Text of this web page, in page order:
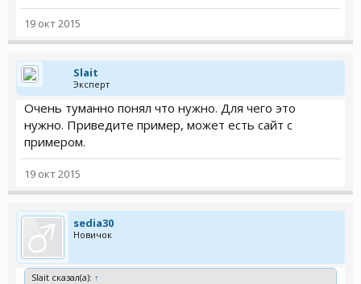
19 окт 2015
Slait
Эксперт
Очень туманно понял что нужно. Для чего это
нужно. Приведите пример, может есть сайт с
примером.
19 окт 2015
sedia30
Новичок
Slait сказал(а): ↑